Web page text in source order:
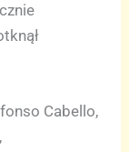
Cabello,